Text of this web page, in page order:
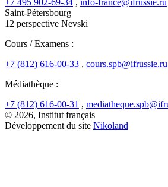
Saint-Pétersbourg
12 perspective Nevski
Cours / Examens :
+7 (812) 616-00-33 , cours.spb@ifrussie.ru
Médiathèque :
+7 (812) 616-00-31 ,
© 2026, Institut français
Développement du site Nikoland